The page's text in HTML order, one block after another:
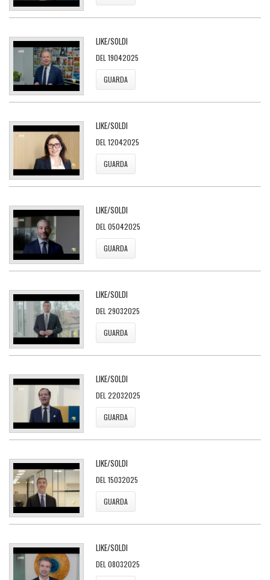
LIKE/SOLDI
DEL 19042025
GUARDA
LIKE/SOLDI
DEL 12042025
GUARDA
LIKE/SOLDI
DEL 05042025
GUARDA
LIKE/SOLDI
DEL 29032025
GUARDA
LIKE/SOLDI
DEL 22032025
GUARDA
LIKE/SOLDI
DEL 15032025
GUARDA
LIKE/SOLDI
DEL 08032025